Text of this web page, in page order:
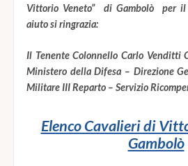
Vittorio Veneto” di Gambolò per il
aiuto si ringrazia:
Il Tenente Colonnello Carlo Venditti
Ministero della Difesa – Direzione
Militare III Reparto – Servizio
Elenco Cavalieri di
Gambolò